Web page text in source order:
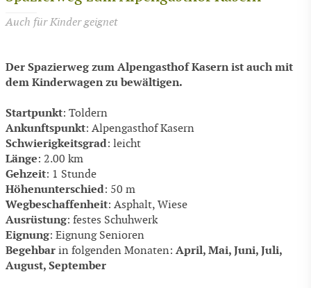
Auch für Kinder geignet
Der Spazierweg zum Alpengasthof Kasern ist auch mit
dem Kinderwagen zu bewältigen.
Startpunkt: Toldern
Ankunftspunkt: Alpengasthof Kasern
Schwierigkeitsgrad: leicht
Länge: 2.00 km
Gehzeit: 1 Stunde
Höhenunterschied: 50 m
Wegbeschaffenheit: Asphalt, Wiese
Ausrüstung: festes Schuhwerk
Eignung: Eignung Senioren
Begehbar in folgenden Monaten: April, Mai, Juni, Juli,
August, September